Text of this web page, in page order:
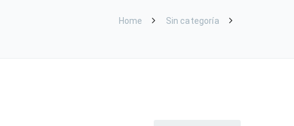
Home Sin categoría